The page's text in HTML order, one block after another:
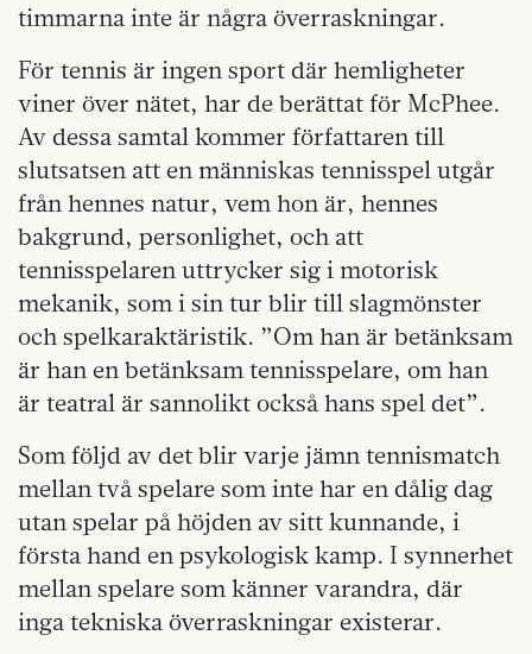
timmarna inte är några överraskningar.
För tennis är ingen sport där hemligheter
viner över nätet, har de berättat för McPhee.
Av dessa samtal kommer författaren till
slutsatsen att en människas tennisspel utgår
från hennes natur, vem hon är, hennes
bakgrund, personlighet, och att
tennisspelaren uttrycker sig i motorisk
mekanik, som i sin tur blir till slagmönster
och spelkaraktäristik. ”Om han är betänksam
är han en betänksam tennisspelare, om han
är teatral är sannolikt också hans spel det”.
Som följd av det blir varje jämn tennismatch
mellan två spelare som inte har en dålig dag
utan spelar på höjden av sitt kunnande, i
första hand en psykologisk kamp. I synnerhet
mellan spelare som känner varandra, där
inga tekniska överraskningar existerar.